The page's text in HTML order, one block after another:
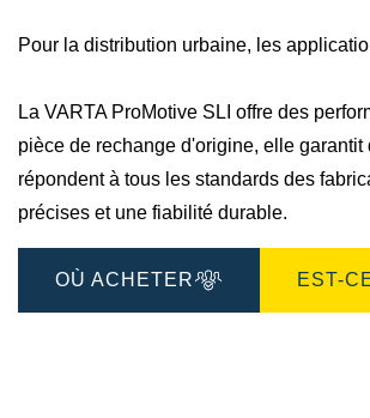
Pour la distribution urbaine, les
La VARTA ProMotive SLI offre des
pièce de rechange d'origine, elle
répondent à tous les standards des
précises et une fiabilité durable.
OÙ ACHETER EST-